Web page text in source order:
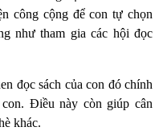
công cộng để con tự chọn
như tham gia các hội đọc
đọc sách của con đó chính
Điều này còn giúp cân
khác.